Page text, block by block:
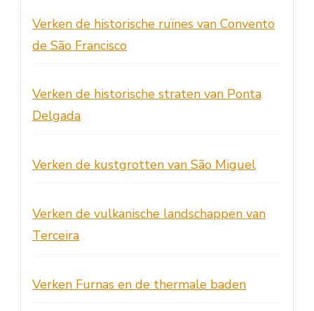
Verken de historische ruïnes van Convento
de São Francisco
Verken de historische straten van Ponta
Delgada
Verken de kustgrotten van São Miguel
Verken de vulkanische landschappen van
Terceira
Verken Furnas en de thermale baden